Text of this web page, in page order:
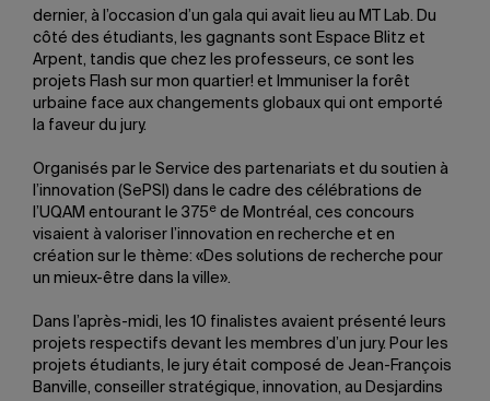
dernier, à l’occasion d’un gala qui avait lieu au MT Lab. Du
côté des étudiants, les gagnants sont Espace Blitz et
Arpent, tandis que chez les professeurs, ce sont les
projets Flash sur mon quartier! et Immuniser la forêt
urbaine face aux changements globaux qui ont emporté
la faveur du jury.
Organisés par le Service des partenariats et du soutien à
l’innovation (SePSI) dans le cadre des célébrations de
l’UQAM entourant le 375 e de Montréal, ces concours
visaient à valoriser l’innovation en recherche et en
création sur le thème: «Des solutions de recherche pour
un mieux-être dans la ville».
Dans l’après-midi, les 10 finalistes avaient présenté leurs
projets respectifs devant les membres d’un jury. Pour les
projets étudiants, le jury était composé de Jean-François
Banville, conseiller stratégique, innovation, au Desjardins